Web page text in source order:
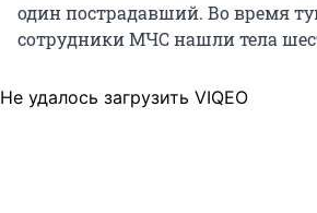
один пострадавший. Во время
сотрудники МЧС нашли тела
Не удалось загрузить VIQEO